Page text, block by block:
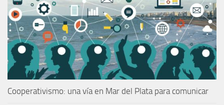
Cooperativismo: una vía en Mar del Plata para comunicar